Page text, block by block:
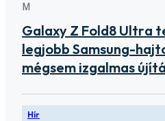
M
Galaxy Z Fold8 Ultra
legjobb Samsung-
mégsem izgalmas
Hír